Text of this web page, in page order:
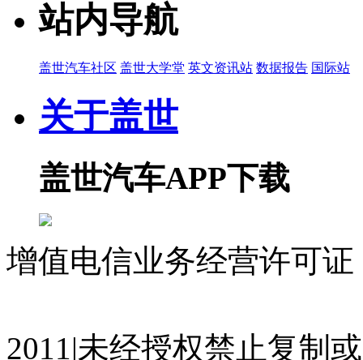
站内导航
盖世汽车社区 盖世大学堂 英文资讯站 数据报告 国际站
关于盖世
盖世汽车APP下载
增值电信业务经营许可
2011|未经授权禁止复制